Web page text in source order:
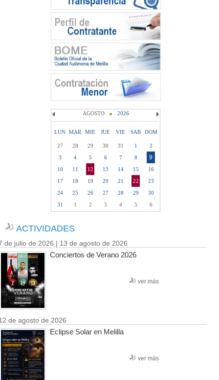
AGOSTO 2026
LUN MAR MIE JUE VIE SAB DOM
27 28 29 30 31 1
2
3
4 5 6 7 8 9
10 11 12 13 14 15
16
17
18 19 20 21 22
23
24
25 26 27 28 29
30
31
1 2 3 4 5 6
ACTIVIDADES
de julio de 2026 | 13 de agosto de 2026
Conciertos de Verano 2026
ver más
de agosto de 2026
Eclipse Solar en Melilla
ver más